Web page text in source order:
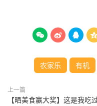
  
农家乐 有机
上一篇
【晒美食赢大奖】这是我吃